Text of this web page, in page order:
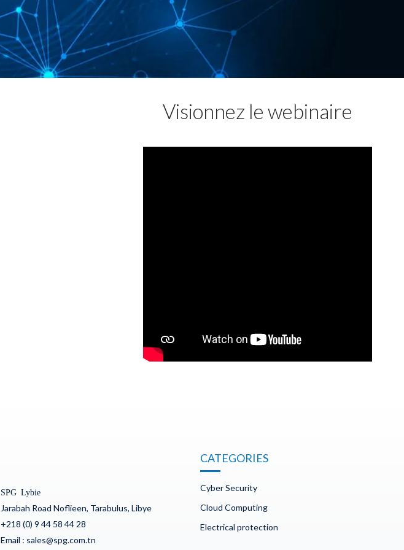
Visionnez le webinaire
SPG Lybie
Jarabah Road Noflieen, Tarabulus, Libye
+218 (0) 9 44 58 44 28
Email : sales@spg.com.tn
CATEGORIES
Cyber Security
Cloud Computing
Electrical protection